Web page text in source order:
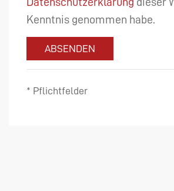
Kenntnis genommen habe.
ABSENDEN
* Pflichtfelder